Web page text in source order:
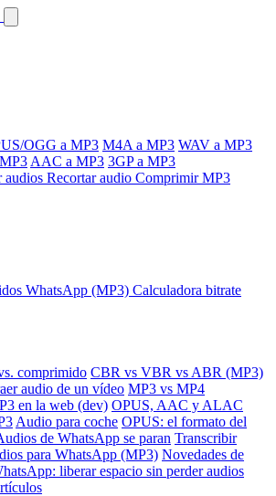
OGG a MP3 M4A a MP3 WAV a MP3
AAC a MP3 3GP a MP3
audios Recortar audio Comprimir MP3
WhatsApp (MP3) Calculadora bitrate
comprimido CBR vs VBR vs ABR (MP3)
audio de un vídeo MP3 vs MP4
en la web (dev) OPUS, AAC y ALAC
Audio para coche OPUS: el formato del
de WhatsApp se paran Transcribir
para WhatsApp (MP3) Novedades de
liberar espacio sin perder audios